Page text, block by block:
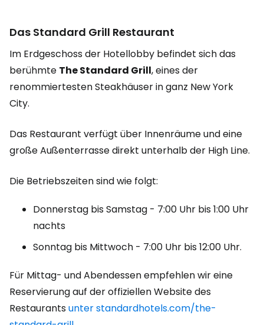
Das Standard Grill Restaurant
Im Erdgeschoss der Hotellobby befindet sich das
berühmte The Standard Grill, eines der
renommiertesten Steakhäuser in ganz New York
City.
Das Restaurant verfügt über Innenräume und eine
große Außenterrasse direkt unterhalb der High Line.
Die Betriebszeiten sind wie folgt:
Donnerstag bis Samstag - 7:00 Uhr bis 1:00 Uhr
nachts
Sonntag bis Mittwoch - 7:00 Uhr bis 12:00 Uhr.
Für Mittag- und Abendessen empfehlen wir eine
Reservierung auf der offiziellen Website des
Restaurantsunter standardhotels.com/the-